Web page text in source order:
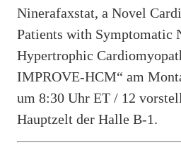
Ninerafaxstat, a Novel
Patients with Symptomatic
Hypertrophic
IMPROVE-HCM“ am
um 8:30 Uhr ET / 12
Hauptzelt der Halle B-1.